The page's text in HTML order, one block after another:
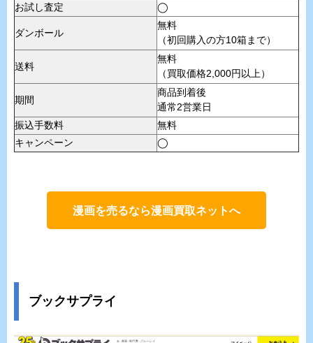
お試し査定
◯
ダンボール
無料
（初回購入の方10箱まで）
送料
無料
（買取価格2,000円以上）
期間
商品到着後
通常2営業日
振込手数料
無料
キャンペーン
◯
漫画を売るなら漫画買取ネットへ
ブックサプライ